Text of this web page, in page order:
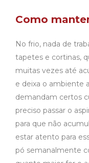
Como
No frio, nada de
tapetes e cortinas,
muitas vezes até
e deixa o ambiente
demandam certos
preciso passar o
para que não
estar atento para
pó semanalmente